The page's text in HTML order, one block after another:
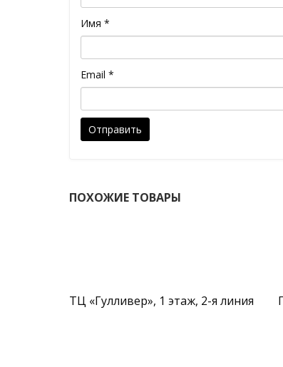
Имя *
Email *
ПОХОЖИЕ ТОВАРЫ
ТЦ «Гулливер», 1 этаж, 2-я линия